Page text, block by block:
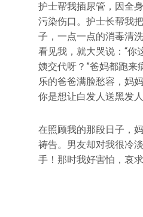
护士帮我插尿管，因全
污染伤口。护士长帮我
子，一点一点的消毒清
看见我，就大哭说：“你
姨交代呀？”爸妈都跑来
乐的爸爸满脸愁容，妈
你是想让白发人送黑发
在照顾我的那段日子，
祷告。男友却对我很冷
手！那时我好害怕，哀